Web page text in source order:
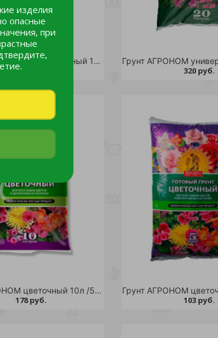
изделия
опасные
при
Грунт АГРОНОМ универсальный 10л /5/240
176 руб. 320 руб.
Грунт АГРОНОМ цветочный 10л /5/240
178 руб. 103 руб.